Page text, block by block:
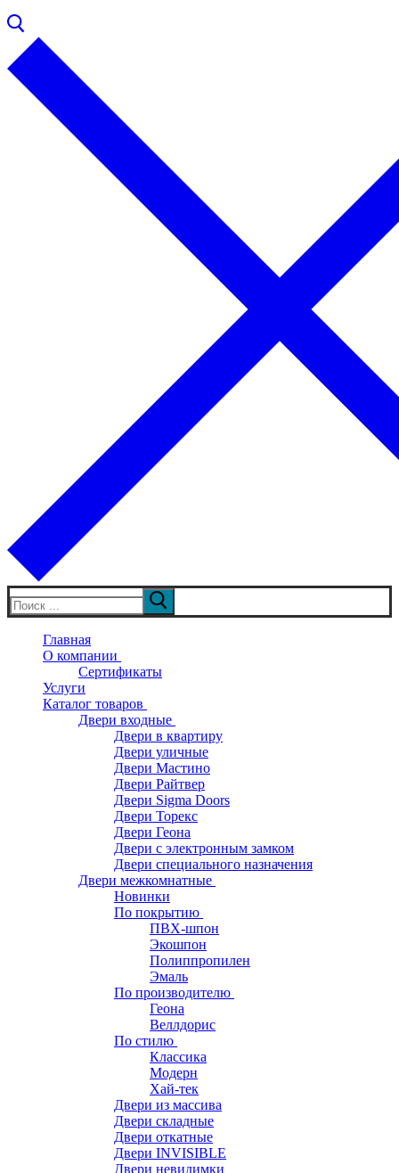
Искать:
Главная
О компании
Сертификаты
Услуги
Каталог товаров
Двери входные
Двери в квартиру
Двери уличные
Двери Мастино
Двери Райтвер
Двери Sigma Doors
Двери Торекс
Двери Геона
Двери с электронным замком
Двери специального назначения
Двери межкомнатные
Новинки
По покрытию
ПВХ-шпон
Экошпон
Полиппропилен
Эмаль
По производителю
Геона
Веллдорис
По стилю
Классика
Модерн
Хай-тек
Двери из массива
Двери складные
Двери откатные
Двери INVISIBLE
Двери невидимки